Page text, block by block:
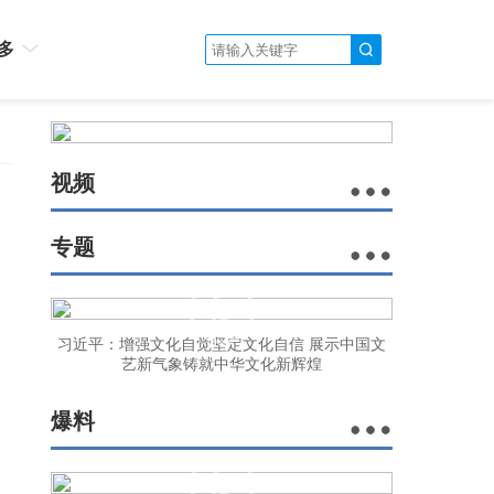
视频
专题
习近平：增强文化自觉坚定文化自信 展示中国文
艺新气象铸就中华文化新辉煌
爆料